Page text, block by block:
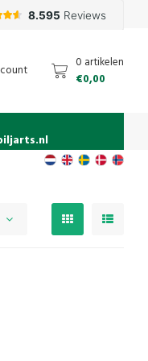
0 artikelen
€0,00